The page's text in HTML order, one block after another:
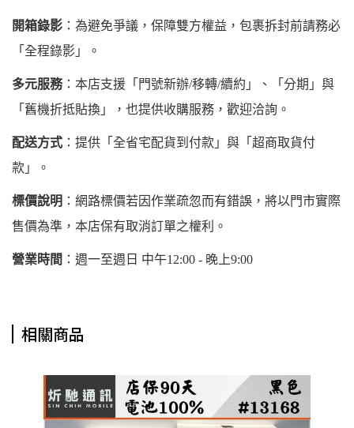
開箱錄影 ：為避免爭議，保障雙方權益，包裹拆封前請務必
「全程錄影」。
多元服務：本店支援「門號新辦/移轉/續約」、「分期」與
「舊機折抵貼換」，也提供收購服務，歡迎洽詢。
配送方式 ：提供「全省宅配貨到付款」與「超商取貨付
款」。
標價說明 ：網路標價若因作業疏忽而有錯誤，將以門市實際
售價為準，本店保有取消訂單之權利。
營業時間 ：週一至週日 中午12:00 - 晚上9:00
相關商品